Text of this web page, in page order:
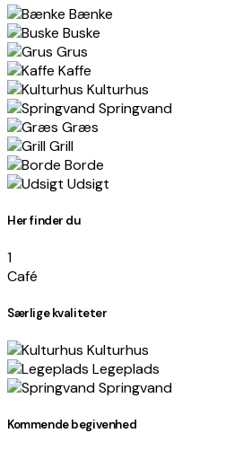
Bænke
Buske
Grus
Kaffe
Kulturhus
Springvand
Græs
Grill
Borde
Udsigt
Her finder du
1
Café
Særlige kvaliteter
Kulturhus
Legeplads
Springvand
Kommende begivenhed